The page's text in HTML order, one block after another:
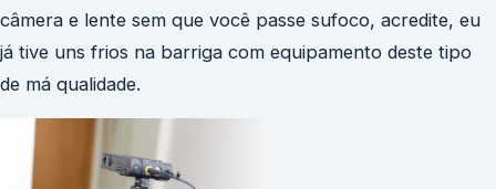
câmera e lente sem que você passe sufoco, acredite, eu
já tive uns frios na barriga com equipamento deste tipo
de má qualidade.